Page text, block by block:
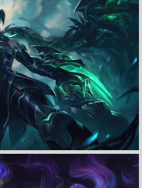
迦娜4k壁纸3840x2160
雄联盟》 4K高清壁纸
立 即 下 载
收 藏